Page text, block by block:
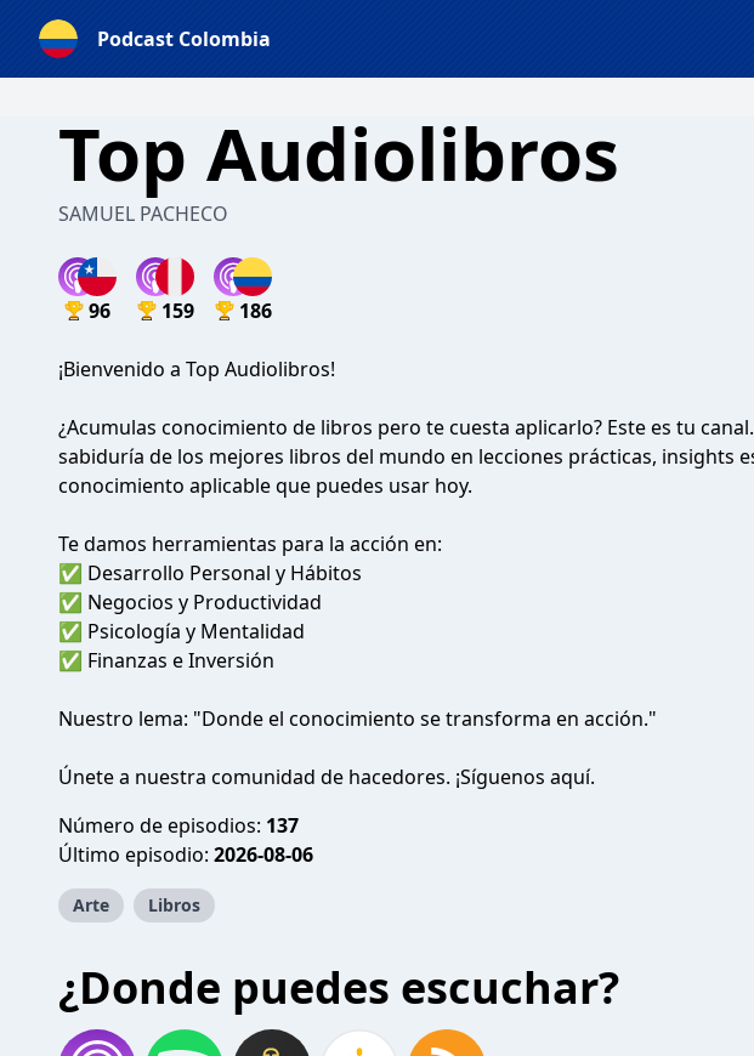
Podcast Colombia
Top Audiolibros
SAMUEL PACHECO
96 159 186
¡Bienvenido a Top Audiolibros!
¿Acumulas conocimiento de libros pero te cuesta aplicarlo? Este es tu
sabiduría de los mejores libros del mundo en lecciones prácticas, insights
conocimiento aplicable que puedes usar hoy.
Te damos herramientas para la acción en:
✅ Desarrollo Personal y Hábitos
✅ Negocios y Productividad
✅ Psicología y Mentalidad
✅ Finanzas e Inversión
Nuestro lema: "Donde el conocimiento se transforma en acción."
Únete a nuestra comunidad de hacedores. ¡Síguenos aquí.
Número de episodios: 137
Último episodio: 2026-08-06
Arte Libros
¿Donde puedes escuchar?